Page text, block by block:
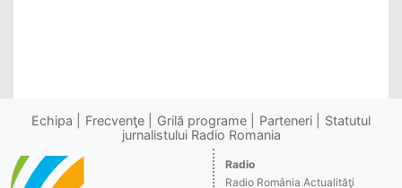
Echipa Frecvenţe Grilă programe Parteneri
Statutul
jurnalistului Radio Romania
Radio
Radio România Actualităţi